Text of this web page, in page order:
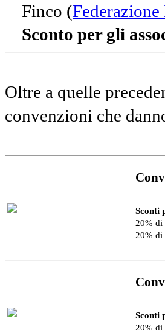
Finco (
Sconto per gli
Oltre a quelle
convenzioni che
Sconti
20% di
20% di
Sconti
20% di